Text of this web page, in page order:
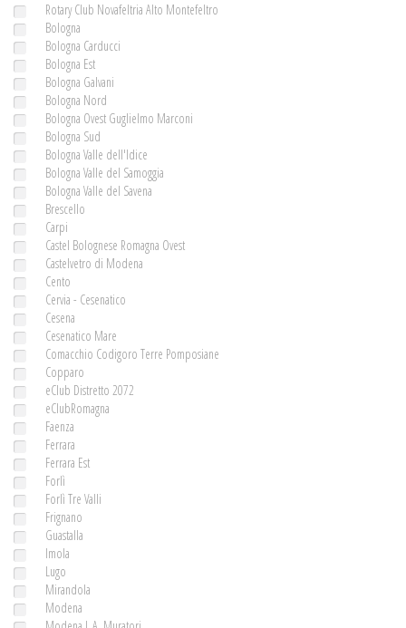
Rotary Club Novafeltria Alto Montefeltro
Bologna
Bologna Carducci
Bologna Est
Bologna Galvani
Bologna Nord
Bologna Ovest Guglielmo Marconi
Bologna Sud
Bologna Valle dell'Idice
Bologna Valle del Samoggia
Bologna Valle del Savena
Brescello
Carpi
Castel Bolognese Romagna Ovest
Castelvetro di Modena
Cento
Cervia - Cesenatico
Cesena
Cesenatico Mare
Comacchio Codigoro Terre Pomposiane
Copparo
eClub Distretto 2072
eClubRomagna
Faenza
Ferrara
Ferrara Est
Forlì
Forlì Tre Valli
Frignano
Guastalla
Imola
Lugo
Mirandola
Modena